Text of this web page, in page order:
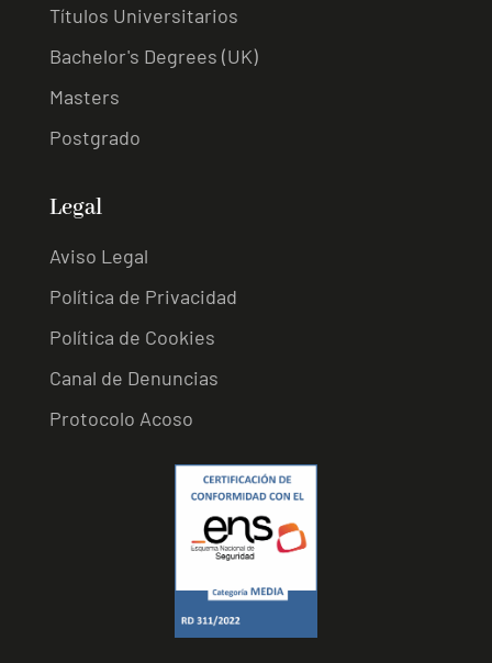
Títulos Universitarios
Bachelor's Degrees (UK)
Masters
Postgrado
Legal
Aviso Legal
Política de Privacidad
Política de Cookies
Canal de Denuncias
Protocolo Acoso